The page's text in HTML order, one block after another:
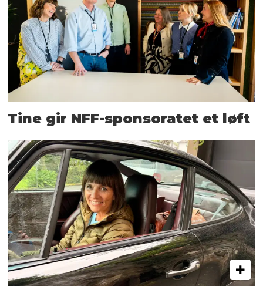
Tine gir NFF-sponsoratet et løft